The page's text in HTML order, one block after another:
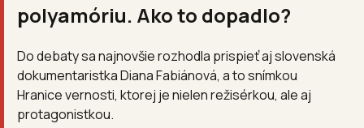
polyamóriu. Ako to dopadlo?
Do debaty sa najnovšie rozhodla prispieť aj slovenská
dokumentaristka Diana Fabiánová, a to snímkou
Hranice vernosti, ktorej je nielen režisérkou, ale aj
protagonistkou.